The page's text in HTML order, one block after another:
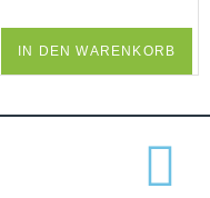
IN DEN WARENKORB